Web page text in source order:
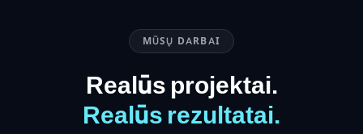
MŪSŲ DARBAI
Realūs projektai.
Realūs rezultatai.